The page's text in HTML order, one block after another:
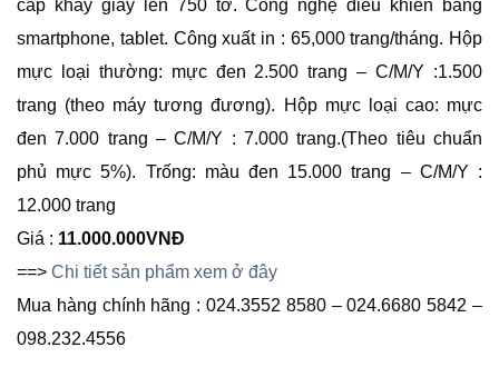
cấp khay giấy lên 750 tờ. Công nghệ điều khiển bằng
smartphone, tablet. Công xuất in : 65,000 trang/tháng. Hộp
mực loại thường: mực đen 2.500 trang – C/M/Y :1.500
trang (theo máy tương đương). Hộp mực loại cao: mực
đen 7.000 trang – C/M/Y : 7.000 trang.(Theo tiêu chuẩn
phủ mực 5%). Trống: màu đen 15.000 trang – C/M/Y :
12.000 trang
Giá : 11.000.000VNĐ
==> Chi tiết sản phẩm xem ở đây
Mua hàng chính hãng : 024.3552 8580 – 024.6680 5842 –
098.232.4556